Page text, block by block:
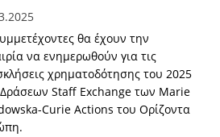
θα έχουν την
να ενημερωθούν για τις
χρηματοδότησης του 2025
Staff Exchange των Marie
Curie Actions του Ορίζοντα